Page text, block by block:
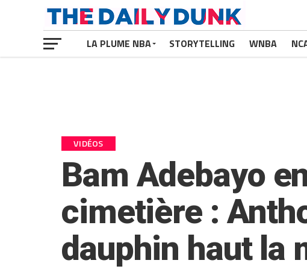
LA PLUME NBA STORYTELLING WNBA
VIDÉOS
Bam Adebayo
cimetière :
dauphin haut la